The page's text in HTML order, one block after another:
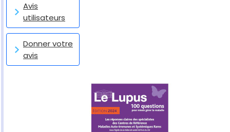
Avis
utilisateurs
Donner votre
avis